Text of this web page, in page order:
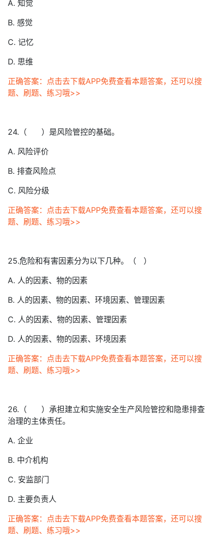
A. 知觉
B. 感觉
C. 记忆
D. 思维
正确答案：点击去下载APP免费查看本题答案，还可以搜
题、刷题、练习哦>>
24.（ ）是风险管控的基础。
A. 风险评价
B. 排查风险点
C. 风险分级
正确答案：点击去下载APP免费查看本题答案，还可以搜
题、刷题、练习哦>>
25.危险和有害因素分为以下几种。（ ）
A. 人的因素、物的因素
B. 人的因素、物的因素、环境因素、管理因素
C. 人的因素、物的因素、管理因素
D. 人的因素、物的因素、环境因素
正确答案：点击去下载APP免费查看本题答案，还可以搜
题、刷题、练习哦>>
26.（ ）承担建立和实施安全生产风险管控和隐患排查
治理的主体责任。
A. 企业
B. 中介机构
C. 安监部门
D. 主要负责人
正确答案：点击去下载APP免费查看本题答案，还可以搜
题、刷题、练习哦>>